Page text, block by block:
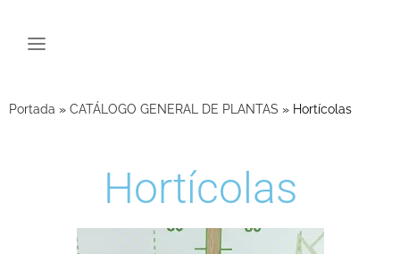
Portada » CATÁLOGO GENERAL DE PLANTAS » Hortícolas
Hortícolas